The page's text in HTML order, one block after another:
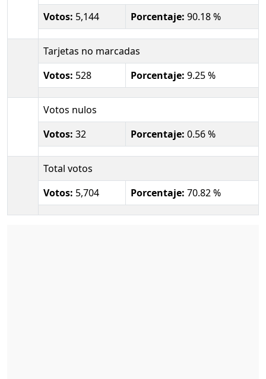
Votos: 5,144 Porcentaje: 90.18 %
Tarjetas no marcadas
Votos: 528 Porcentaje: 9.25 %
Votos nulos
Votos: 32 Porcentaje: 0.56 %
Total votos
Votos: 5,704 Porcentaje: 70.82 %